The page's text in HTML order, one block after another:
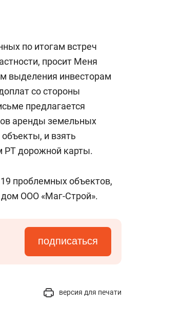
по итогам встреч
просит Меня
выделения инвесторам
со стороны
предлагается
аренды земельных
и взять
РТ дорожной карты.
проблемных объектов,
дом ООО «Маг-Строй».
подписаться
версия для печати